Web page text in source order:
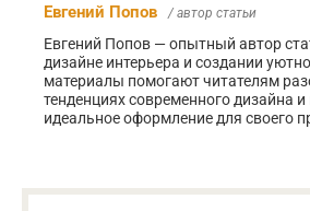
Евгений Попов / автор статьи
Евгений Попов — опытный автор
дизайне интерьера и создании
материалы помогают читателям
тенденциях современного дизайна
идеальное оформление для своего